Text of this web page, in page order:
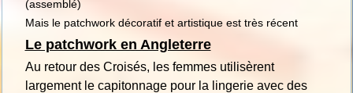
(assemblé)
Mais le patchwork décoratif et artistique est très récent
Le patchwork en Angleterre
Au retour des Croisés, les femmes utilisèrent
largement le capitonnage pour la lingerie avec des